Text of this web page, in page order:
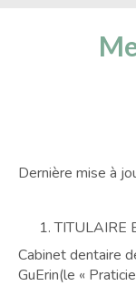
Dernière mise à
TITULAIRE
Cabinet dentaire
GuErin(le «